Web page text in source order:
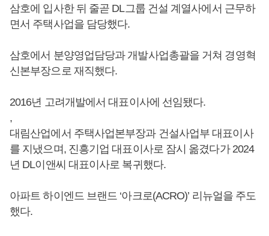
삼호에 입사한 뒤 줄곧 DL그룹 건설 계열사에서 근무하
면서 주택사업을 담당했다.
삼호에서 분양영업담당과 개발사업총괄을 거쳐 경영혁
신본부장으로 재직했다.
2016년 고려개발에서 대표이사에 선임됐다.
,
대림산업에서 주택사업본부장과 건설사업부 대표이사
를 지냈으며, 진흥기업 대표이사로 잠시 옮겼다가 2024
년 DL이앤씨 대표이사로 복귀했다.
아파트 하이엔드 브랜드 ‘아크로(ACRO)’ 리뉴얼을 주도
했다.